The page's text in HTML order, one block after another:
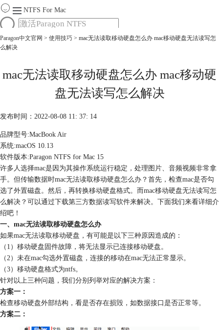
NTFS For Mac
首页
功能
Mac软件大全
Paragon中文官网 > 使用技巧 > mac无法读取移动硬盘怎么办 mac移动硬盘无法读写怎
么解决
mac无法读取移动硬盘怎么办 mac移动硬
盘无法读写怎么解决
发布时间：2022-08-08 11: 37: 14
品牌型号:MacBook Air
系统:macOS 10.13
软件版本:Paragon NTFS for Mac 15
许多人选择mac是因为其操作系统运行稳定，处理图片、音频视频非常拿
手。但传输数据时mac无法读取移动硬盘怎么办？首先，检查mac是否勾
选了外置磁盘。然后，再转换移动硬盘格式。而mac移动硬盘无法读写怎
么解决？可以通过下载第三方数据读写软件来解决。下面我们来看详细介
绍吧！
一、mac无法读取移动硬盘怎么办
如果mac无法读取移动硬盘，有可能是以下三种原因造成的：
（1）移动硬盘固件故障，将无法显示已连接移动硬盘。
（2）未在mac勾选外置磁盘，连接的移动在mac无法正常显示。
（3）移动硬盘格式为ntfs。
针对以上三种问题，我们分别列举对应的解决方案：
方案一：
检查移动硬盘外部结构，看是否存在损毁，如数据接口是否正常等。
方案二：